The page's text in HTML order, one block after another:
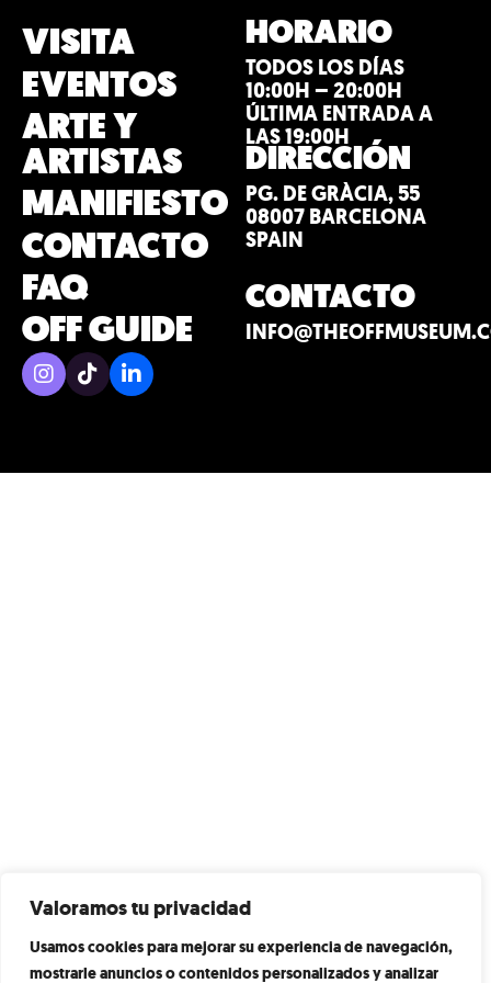
Valoramos tu privacidad
Usamos cookies para mejorar su experiencia de navegación,
mostrarle anuncios o contenidos personalizados y analizar
VISITA
EVENTOS
ARTE Y
ARTISTAS
MANIFIESTO
CONTACTO
FAQ
OFF GUIDE
HORARIO
TODOS LOS DÍAS
10:00H – 20:00H
ÚLTIMA ENTRADA A
LAS 19:00H
DIRECCIÓN
PG. DE GRÀCIA, 55
08007 BARCELONA
SPAIN
CONTACTO